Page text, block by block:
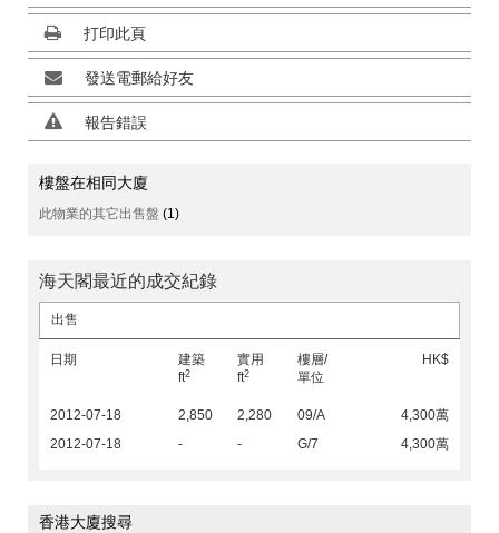
打印此頁
發送電郵給好友
報告錯誤
樓盤在相同大廈
此物業的其它出售盤 (1)
海天閣最近的成交紀錄
出售
日期
建築
ft2
實用
ft2
樓層/
單位
HK$
2012-07-18 2,850 2,280 09/A
4,300萬
2012-07-18
- - G/7 4,300萬
香港大廈搜尋